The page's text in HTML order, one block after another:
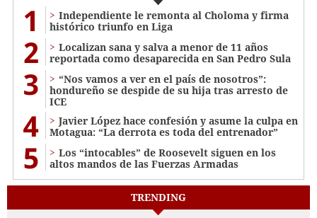
1
Independiente le remonta al Choloma y firma
histórico triunfo en Liga
2
Localizan sana y salva a menor de 11 años
reportada como desaparecida en San Pedro Sula
3
“Nos vamos a ver en el país de nosotros”:
hondureño se despide de su hija tras arresto de
ICE
4
Javier López hace confesión y asume la culpa en
Motagua: “La derrota es toda del entrenador”
5
Los “intocables” de Roosevelt siguen en los
altos mandos de las Fuerzas Armadas
TRENDING